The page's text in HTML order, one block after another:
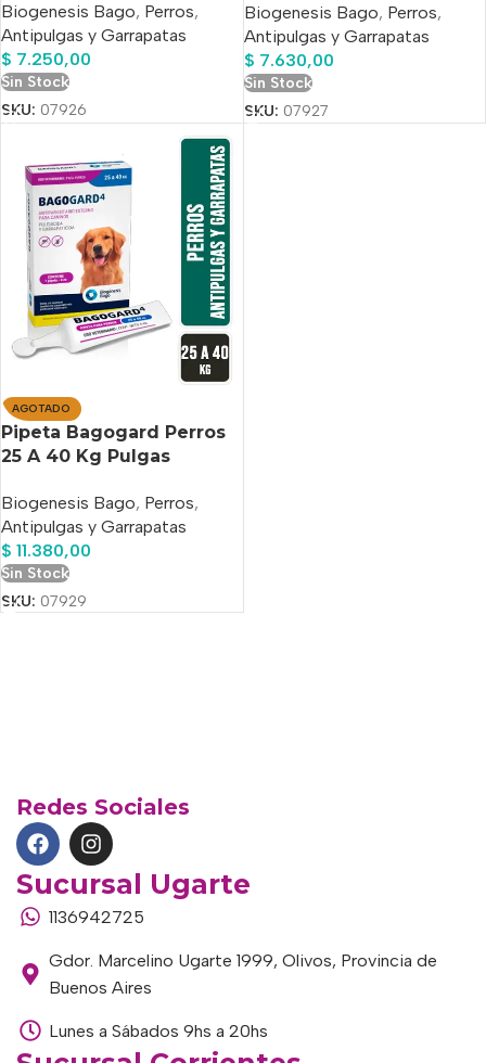
Biogenesis Bago, Perros,
Antipulgas y Garrapatas
$ 7.250,00
Sin Stock
SKU: 07926
Biogenesis Bago, Perros,
Antipulgas y Garrapatas
$ 7.630,00
Sin Stock
SKU: 07927
AGOTADO
Pipeta Bagogard Perros
25 A 40 Kg Pulgas
Acero
Biogenesis Bago, Perros,
Antipulgas y Garrapatas
$ 11.380,00
Sin Stock
SKU: 07929
Redes Sociales
Sucursal Ugarte
1136942725
Gdor. Marcelino Ugarte 1999, Olivos, Provincia de
Buenos Aires
Lunes a Sábados 9hs a 20hs